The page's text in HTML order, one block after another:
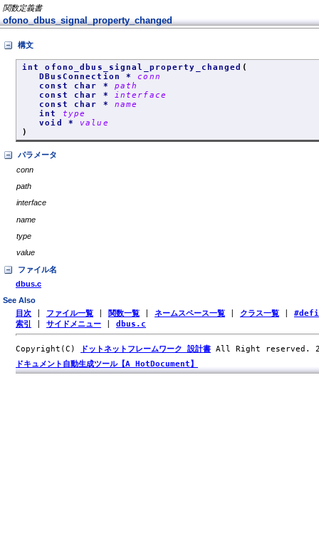
関数定義書
ofono_dbus_signal_property_changed
構文
int ofono_dbus_signal_property_changed (
DBusConnection *conn
const char * path
const char * interface
const char * name
int type
void * value
)
パラメータ
conn
path
interface
name
type
value
ファイル名
dbus.c
See Also
目次 ファイル一覧 関数一覧 ネームスペース一覧 クラス一覧
索引
サイドメニュー dbus.c
Copyright(C) ドットネットフレームワーク 設計書 All Right reserved.
ドキュメント自動生成ツール【A HotDocument】